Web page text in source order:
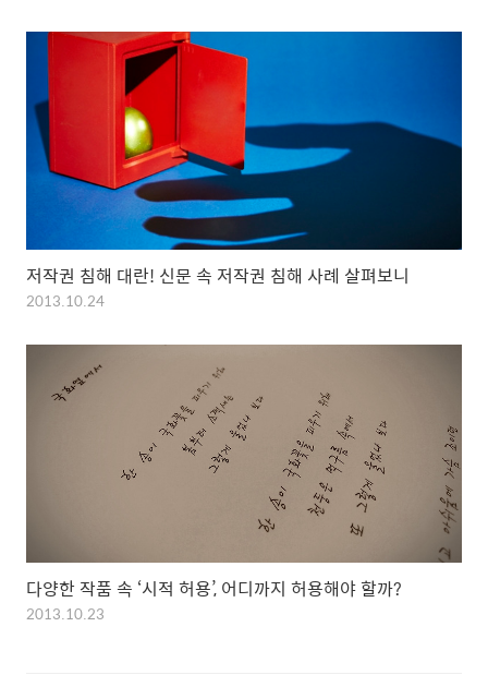
저작권 침해 대란! 신문 속 저작권 침해 사례 살펴보니
2013.10.24
다양한 작품 속 ‘시적 허용’, 어디까지 허용해야 할까?
2013.10.23